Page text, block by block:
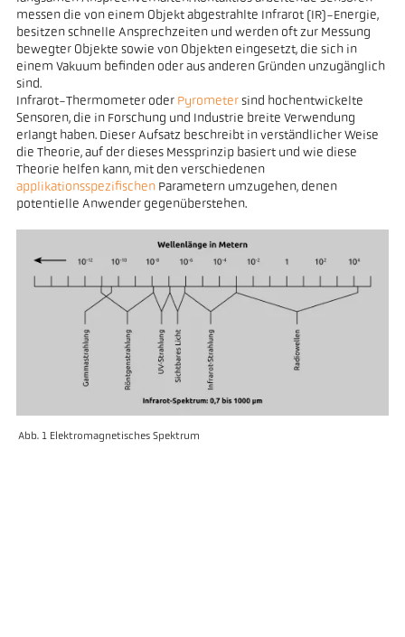
messen die von einem Objekt abgestrahlte Infrarot (IR)-Energie,
besitzen schnelle Ansprechzeiten und werden oft zur Messung
bewegter Objekte sowie von Objekten eingesetzt, die sich in
einem Vakuum befinden oder aus anderen Gründen unzugänglich
sind.
Infrarot-Thermometer oder Pyrometer sind hochentwickelte
Sensoren, die in Forschung und Industrie breite Verwendung
erlangt haben. Dieser Aufsatz beschreibt in verständlicher Weise
die Theorie, auf der dieses Messprinzip basiert und wie diese
Theorie helfen kann, mit den verschiedenen
applikationsspezifischenParametern umzugehen, denen
potentielle Anwender gegenüberstehen.
Abb. 1 Elektromagnetisches Spektrum